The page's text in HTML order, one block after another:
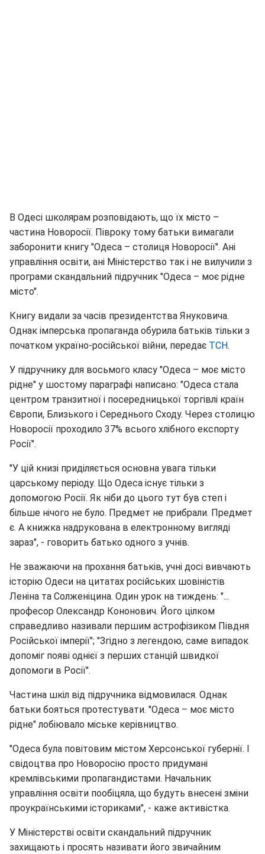
В Одесі школярам розповідають, що їх місто –
частина Новоросії. Півроку тому батьки вимагали
заборонити книгу "Одеса – столиця Новоросії". Ані
управління освіти, ані Міністерство так і не вилучили з
програми скандальний підручник "Одеса – моє рідне
місто".
Книгу видали за часів президентства Януковича.
Однак імперська пропаганда обурила батьків тільки з
початком україно-російської війни, передає ТСН.
У підручнику для восьмого класу "Одеса – моє місто
рідне" у шостому параграфі написано: "Одеса стала
центром транзитної і посередницької торгівлі країн
Європи, Близького і Середнього Сходу. Через столицю
Новоросії проходило 37% всього хлібного експорту
Росії".
"У цій книзі приділяється основна увага тільки
царському періоду. Що Одеса існує тільки з
допомогою Росії. Як ніби до цього тут був степ і
більше нічого не було. Предмет не прибрали. Предмет
є. А книжка надрукована в електронному вигляді
зараз", - говорить батько одного з учнів.
Не зважаючи на прохання батьків, учні досі вивчають
історію Одеси на цитатах російських шовіністів
Леніна та Солженіцина. Один урок на тиждень: "...
професор Олександр Кононович. Його цілком
справедливо називали першим астрофізиком Півдня
Російської імперії"; "Згідно з легендою, саме випадок
допоміг появі однієї з перших станцій швидкої
допомоги в Росії".
Частина шкіл від підручника відмовилася. Однак
батьки бояться протестувати. "Одеса – моє місто
рідне" лобіювало міське керівництво.
"Одеса була повітовим містом Херсонської губернії. І
свідоцтва про Новоросію просто придумані
кремлівськими пропагандистами. Начальник
управління освіти пообіцяла, що будуть внесені зміни
проукраїнськими істориками", - каже активістка.
У Міністерстві освіти скандальний підручник
захищають і просять називати його звичайним